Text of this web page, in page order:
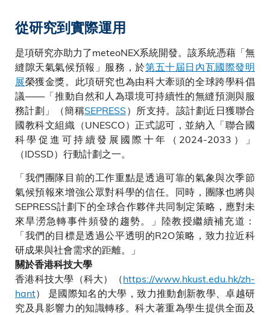
從研究到實際運用
是項研究亦助力了meteoNEX系統開發。該系統憑藉「無
縫隙天氣氣候預報」服務，於第五十屆日內瓦國際發明
展榮獲金獎。此項研究也為由科大牽頭的全球跨學科倡
議——「推動自然和人為環境可持續性的無縫預測與服
務計劃」（簡稱SEPRESS）所支持。該計劃近日獲聯合
國教科文組織（UNESCO）正式認可，並納入「聯合國
科學促進可持續發展國際十年（2024-2033）」
（IDSSD）行動計劃之一。
「我們團隊目前的工作重點是透過可靠的氣象與次季節
氣候預報來增強公眾對科學的信任。同時，團隊也將與
SEPRESS計劃下的全球合作夥伴共同制定策略，應對未
來旱澇急轉事件頻發的趨勢。」陸教授繼續補充道：
「我們的目標是透過公平透明的R2O策略，致力拉近科
研成果與社會需求的距離。」
關於香港科技大學
香港科技大學（科大）（https://www.hkust.edu.hk/zh-
hant） 是國際知名的大學，致力推動創新教學、卓越研
究及具影響力的知識轉移。科大著重為學生提供全面及